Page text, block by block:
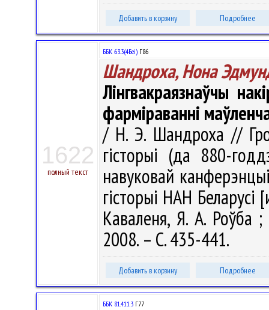
Добавить в корзину Подробнее
1622
полный текст
ББК 63.3(4Беі) Г86
Шандроха, Нона
Лінгвакраязнаўчы
фарміраванні
/ Н. Э. Шандроха //
гісторыі (да 880-
навуковай
гісторыі НАН
Каваленя, Я. А. Роўба
2008. – С. 435-441.
Добавить в корзину Подробнее
ББК 81.411.3 Г77